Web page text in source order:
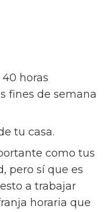
horas
fines de semana
tu casa.
como tus
pero sí que es
a trabajar
horaria que